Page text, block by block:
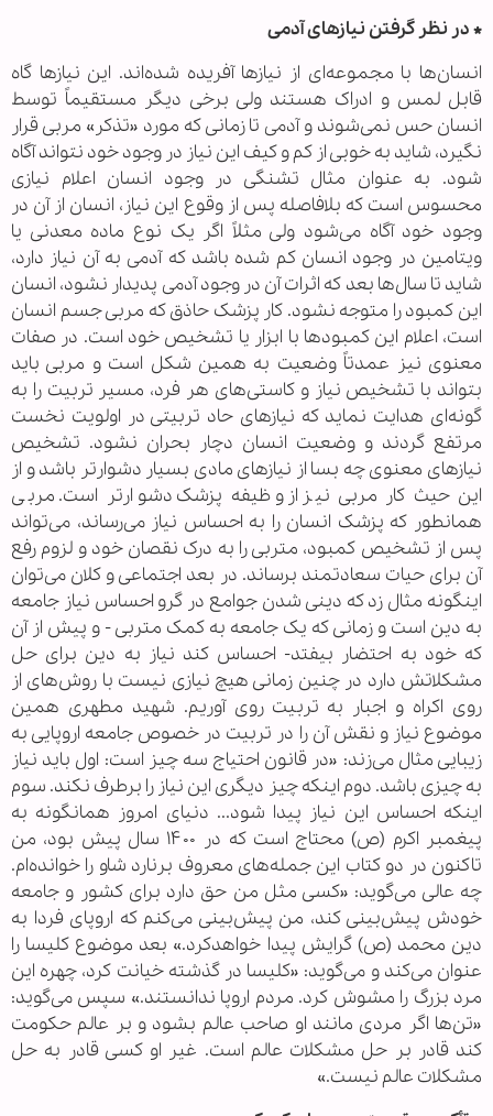
*در نظر گرفتن نیاز‌های آدمی
انسان‌ها با مجموعه‌ای از نیاز‌ها آفریده شده‌اند. این نیاز‌ها گاه
قابل لمس و ادراک هستند ولی برخی دیگر مستقیماً توسط
انسان حس نمی‌شوند و آدمی تا زمانی که مورد «تذکر» مربی قرار
نگیرد، شاید به خوبی از کم و کیف این نیاز در وجود خود نتواند آگاه
شود. به عنوان مثال تشنگی در وجود انسان اعلام نیازی
محسوس است که بلافاصله پس از وقوع این نیاز، انسان از آن در
وجود خود آگاه می‌شود ولی مثلاً اگر یک نوع ماده معدنی یا
ویتامین در وجود انسان کم شده باشد که آدمی به آن نیاز دارد،
شاید تا سال‌ها بعد که اثرات آن در وجود آدمی پدیدار نشود، انسان
این کمبود را متوجه نشود. کار پزشک حاذق که مربی جسم انسان
است، اعلام این کمبود‌ها با ابزار یا تشخیص خود است. در صفات
معنوی نیز عمدتاً وضعیت به همین شکل است و مربی باید
بتواند با تشخیص نیاز و کاستی‌های هر فرد، مسیر تربیت را به
گونه‌ای هدایت نماید که نیاز‌های حاد تربیتی در اولویت نخست
مرتفع گردند و وضعیت انسان دچار بحران نشود. تشخیص
نیاز‌های معنوی چه بسا از نیاز‌های مادی بسیار دشوار‌تر باشد و از
این حیث کار مربی نیز از وظیفه پزشک دشوارتر است. مربی
همانطور که پزشک انسان را به احساس نیاز می‌رساند، می‌تواند
پس از تشخیص کمبود، متربی را به درک نقصان خود و لزوم رفع
آن برای حیات سعادتمند برساند. در بعد اجتماعی و کلان می‌توان
اینگونه مثال زد که دینی شدن جوامع در گرو احساس نیاز جامعه
به دین است و زمانی که یک جامعه به کمک متربی - و پیش از آن
که خود به احتضار بیفتد- احساس کند نیاز به دین برای حل
مشکلاتش دارد در چنین زمانی هیچ نیازی نیست با روش‌های از
روی اکراه و اجبار به تربیت روی آوریم. شهید مطهری همین
موضوع نیاز و نقش آن را در تربیت در خصوص جامعه اروپایی به
زیبایی مثال می‌زند: «در قانون احتیاج سه چیز است: اول باید نیاز
به چیزی باشد. دوم اینکه چیز دیگری این نیاز را برطرف نکند. سوم
اینکه احساس این نیاز پیدا شود... دنیای امروز همانگونه به
پیغمبر اکرم (ص) محتاج است که در ۱۴۰۰ سال پیش بود، من
تاکنون در دو کتاب این جمله‌های معروف برنارد شاو را خوانده‌ام.
چه عالی می‌گوید: «کسی مثل من حق دارد برای کشور و جامعه
خودش پیش‌بینی کند، من پیش‌بینی می‌کنم که اروپای فردا به
دین محمد (ص) گرایش پیدا خواهدکرد.» بعد موضوع کلیسا را
عنوان می‌کند و می‌گوید: «کلیسا در گذشته خیانت کرد، چهره این
مرد بزرگ را مشوش کرد. مردم اروپا ندانستند.» سپس می‌گوید:
«تن‌ها اگر مردی مانند او صاحب عالم بشود و بر عالم حکومت
کند قادر بر حل مشکلات عالم است. غیر او کسی قادر به حل
مشکلات عالم نیست.»